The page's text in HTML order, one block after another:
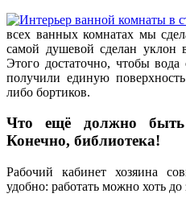
всех ванных комнатах мы
самой душевой сделан уклон
Этого достаточно, чтобы
получили единую
либо бортиков.
Что ещё должно
Конечно, библиотека!
Рабочий кабинет хозяина
удобно: работать можно хоть до